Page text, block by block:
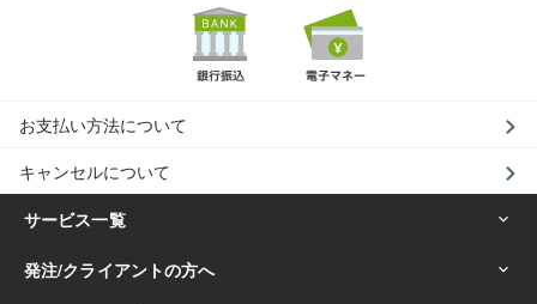
お支払い方法について
キャンセルについて